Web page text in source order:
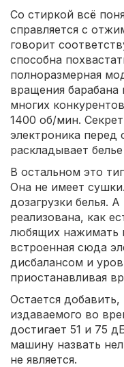
Со стиркой всё
справляется с
говорит
способна
полноразмерная
вращения барабана
многих
1400 об/мин.
электроника
раскладывает
В остальном это
Она не имеет
дозагрузки белья.
реализована, как
любящих нажимать
встроенная сюда
дисбалансом и
приостанавливая
Остается
издаваемого во
достигает 51 и 75
машину назвать
не является.